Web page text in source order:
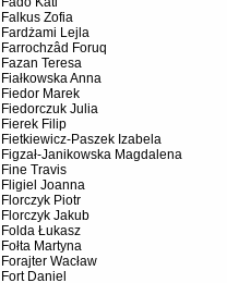
Falkus Zofia
Fardżami Lejla
Farrochzâd Foruq
Fazan Teresa
Fiałkowska Anna
Fiedor Marek
Fiedorczuk Julia
Fierek Filip
Fietkiewicz-Paszek Izabela
Figzał-Janikowska Magdalena
Fine Travis
Fligiel Joanna
Florczyk Piotr
Florczyk Jakub
Folda Łukasz
Fołta Martyna
Forajter Wacław
Fort Daniel